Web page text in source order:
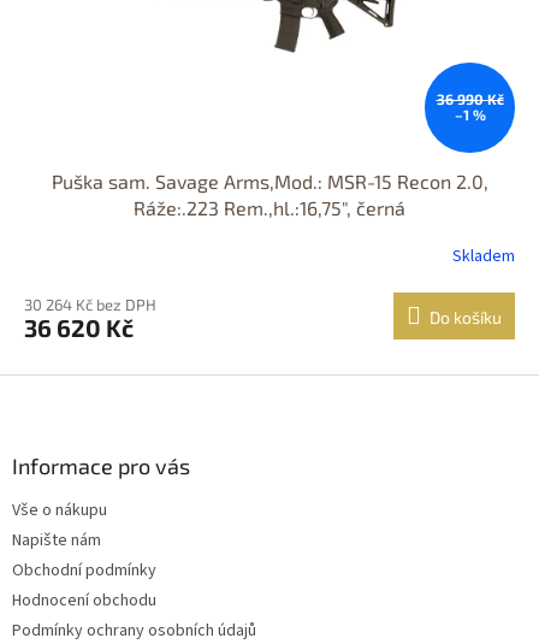
36 990 Kč
–1 %
Puška sam. Savage Arms,Mod.: MSR-15 Recon 2.0,
Ráže:.223 Rem.,hl.:16,75", černá
Skladem
30 264 Kč bez DPH
36 620 Kč Do košíku
Informace pro vás
Vše o nákupu
Napište nám
Obchodní podmínky
Hodnocení obchodu
Podmínky ochrany osobních údajů